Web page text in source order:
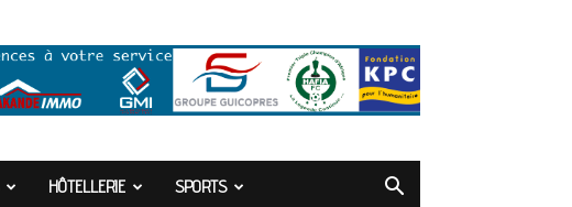
HÔTELLERIE SPORTS